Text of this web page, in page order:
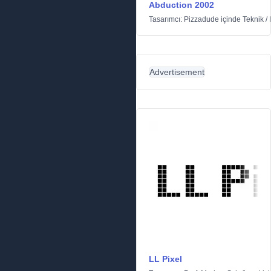
Abduction 2002
Tasarımcı: Pizzadude içinde Teknik /
Advertisement
LL Pixel